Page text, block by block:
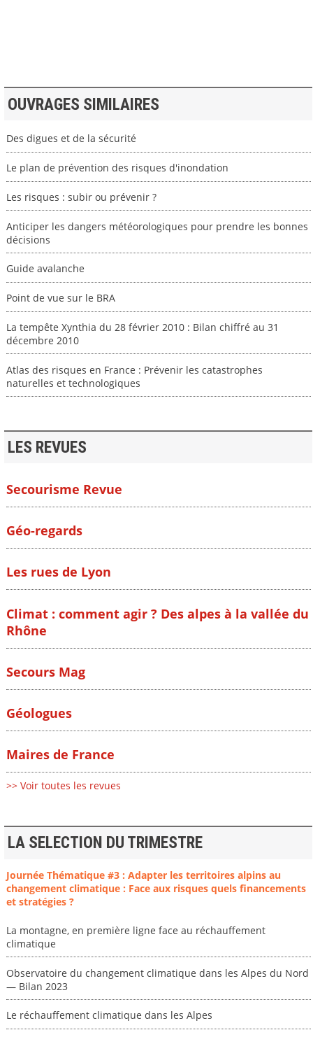
OUVRAGES SIMILAIRES
Des digues et de la sécurité
Le plan de prévention des risques d'inondation
Les risques : subir ou prévenir ?
Anticiper les dangers météorologiques pour prendre les bonnes
décisions
Guide avalanche
Point de vue sur le BRA
La tempête Xynthia du 28 février 2010 : Bilan chiffré au 31
décembre 2010
Atlas des risques en France : Prévenir les catastrophes
naturelles et technologiques
LES REVUES
Secourisme Revue
Géo-regards
Les rues de Lyon
Climat : comment agir ? Des alpes à la vallée du
Rhône
Secours Mag
Géologues
Maires de France
>> Voir toutes les revues
LA SELECTION DU TRIMESTRE
Journée Thématique #3 : Adapter les territoires alpins au
changement climatique : Face aux risques quels financements
et stratégies ?
La montagne, en première ligne face au réchauffement
climatique
Observatoire du changement climatique dans les Alpes du Nord
— Bilan 2023
Le réchauffement climatique dans les Alpes